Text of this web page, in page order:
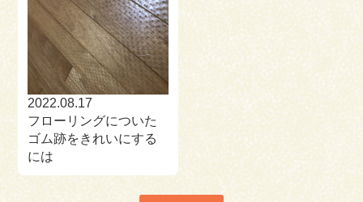
2022.08.17
フローリングについた
ゴム跡をきれいにする
には